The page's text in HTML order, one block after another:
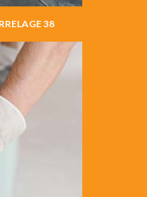
38